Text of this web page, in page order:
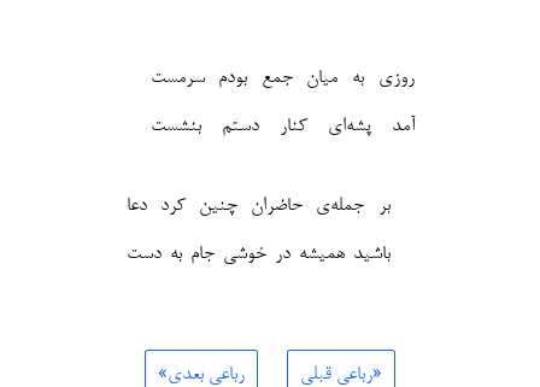
روزی به میان جمع بودم سرمست
آمد پشه‌ای کنار دستم بنشست‎
بر جمله‌ی حاضران چنین کرد دعا
باشید همیشه در خوشی جام به دست
«رباعی قبلی رباعی بعدی»